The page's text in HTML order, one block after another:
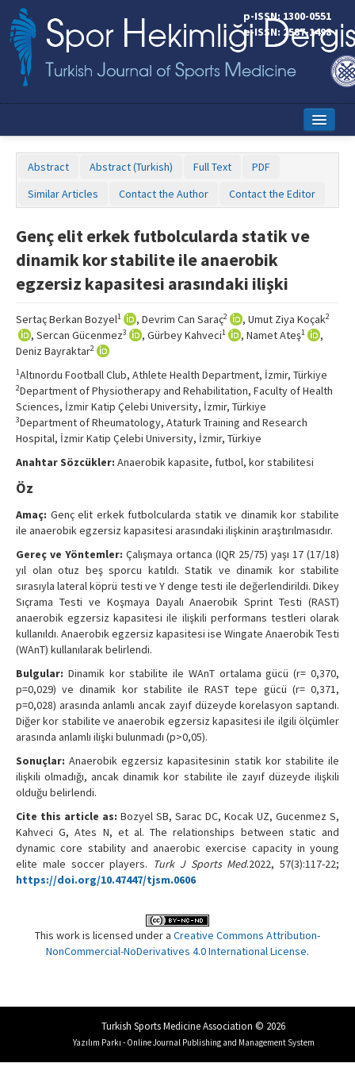
p-ISSN: 1300-0551
e-ISSN: 2587-1498
Online First
Aims and Scope
Copyright Transfer Form
Contact Us
Abstract Abstract (Turkish) Full Text
PDF
Similar Articles
Contact the Author Contact the Editor
Genç elit erkek futbolcularda statik ve
dinamik kor stabilite ile anaerobik
egzersiz kapasitesi arasındaki ilişki
Sertaç Berkan Bozyel1 , Devrim Can Saraç2 , Umut Ziya Koçak2
, Sercan Gücenmez3 , Gürbey Kahveci1 , Namet Ateş1
,
Deniz Bayraktar2
1Altınordu Football Club, Athlete Health Department, İzmir, Türkiye
2Department of Physiotherapy and Rehabilitation, Faculty of Health
Sciences, İzmir Katip Çelebi University, İzmir, Türkiye
3Department of Rheumatology, Ataturk Training and Research
Hospital, İzmir Katip Çelebi University, İzmir, Türkiye
Anahtar Sözcükler: Anaerobik kapasite, futbol, kor stabilitesi
Öz
Amaç: Genç elit erkek futbolcularda statik ve dinamik kor stabilite
ile anaerobik egzersiz kapasitesi arasındaki ilişkinin araştırılmasıdır.
Gereç ve Yöntemler: Çalışmaya ortanca (IQR 25/75) yaşı 17 (17/18)
yıl olan otuz beş sporcu katıldı. Statik ve dinamik kor stabilite
sırasıyla lateral köprü testi ve Y denge testi ile değerlendirildi. Dikey
Sıçrama Testi ve Koşmaya Dayalı Anaerobik Sprint Testi (RAST)
anaerobik egzersiz kapasitesi ile ilişkili performans testleri olarak
kullanıldı. Anaerobik egzersiz kapasitesi ise Wingate Anaerobik Testi
(WAnT) kullanılarak belirlendi.
Bulgular: Dinamik kor stabilite ile WAnT ortalama gücü (r= 0,370,
p=0,029) ve dinamik kor stabilite ile RAST tepe gücü (r= 0,371,
p=0,028) arasında anlamlı ancak zayıf düzeyde korelasyon saptandı.
Diğer kor stabilite ve anaerobik egzersiz kapasitesi ile ilgili ölçümler
arasında anlamlı ilişki bulunmadı (p>0,05).
Sonuçlar: Anaerobik egzersiz kapasitesinin statik kor stabilite ile
ilişkili olmadığı, ancak dinamik kor stabilite ile zayıf düzeyde ilişkili
olduğu belirlendi.
Cite this article as: Bozyel SB, Sarac DC, Kocak UZ, Gucenmez S,
Kahveci G, Ates N, et al. The relationships between static and
dynamic core stability and anaerobic exercise capacity in young
elite male soccer players. Turk J Sports Med.2022, 57(3):117-22;
https://doi.org/10.47447/tjsm.0606
This work is licensed under a Creative Commons Attribution-
NonCommercial-NoDerivatives 4.0 International License.
Turkish Sports Medicine Association © 2026
Yazılım Parkı - Online Journal Publishing and Management System